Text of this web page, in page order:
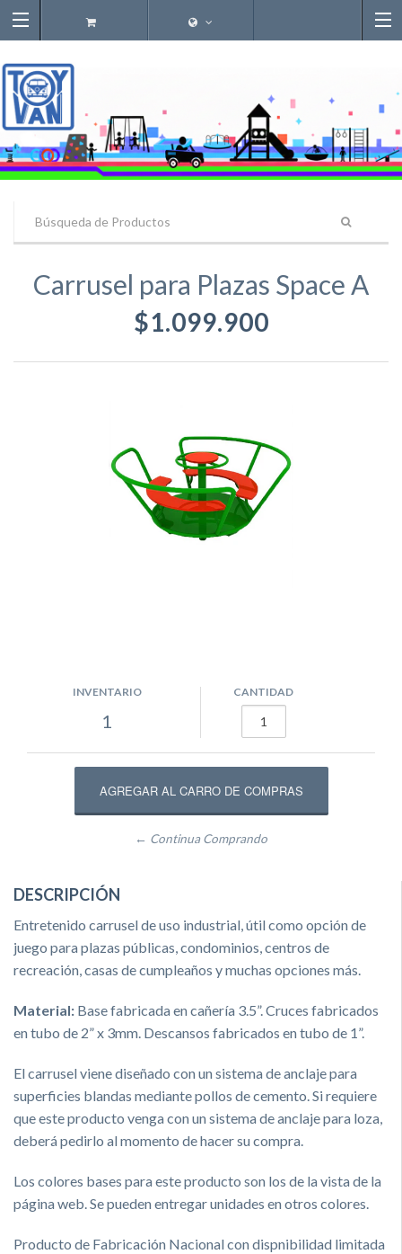
Carrusel para Plazas Space A
$1.099.900
INVENTARIO
1
CANTIDAD
← Continua Comprando
DESCRIPCIÓN
Entretenido carrusel de uso industrial, útil como opción de
juego para plazas públicas, condominios, centros de
recreación, casas de cumpleaños y muchas opciones más.
Material: Base fabricada en cañería 3.5”. Cruces fabricados
en tubo de 2” x 3mm. Descansos fabricados en tubo de 1”.
El carrusel viene diseñado con un sistema de anclaje para
superficies blandas mediante pollos de cemento. Si requiere
que este producto venga con un sistema de anclaje para loza,
deberá pedirlo al momento de hacer su compra.
Los colores bases para este producto son los de la vista de la
página web. Se pueden entregar unidades en otros colores.
Producto de Fabricación Nacional con dispnibilidad limitada